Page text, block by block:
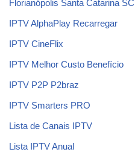
Florianópolis Santa Catarina SC
IPTV AlphaPlay Recarregar
IPTV CineFlix
IPTV Melhor Custo Benefício
IPTV P2P P2braz
IPTV Smarters PRO
Lista de Canais IPTV
Lista IPTV Anual